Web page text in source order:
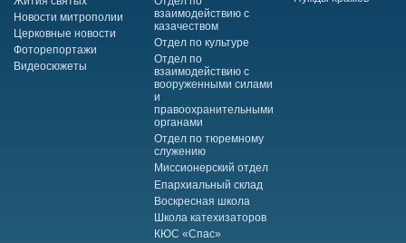
Новости митрополии
Церковные новости
Фоторепортажи
Видеосюжеты
взаимодействию с
казачеством
Отдел по культуре
Отдел по
взаимодействию с
вооруженными силами
и
правоохранительными
органами
Отдел по тюремному
служению
Миссионерский отдел
Епархиальный склад
Воскресная школа
Школа катехизаторов
КЮС «Спас»